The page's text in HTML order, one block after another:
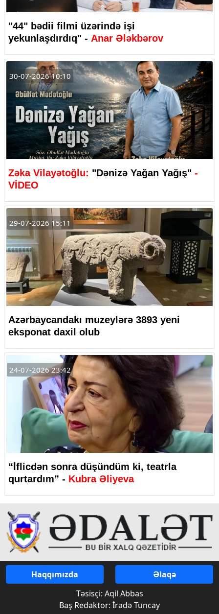
"44" bədii filmi üzərində işi
yekunlaşdırdıq" - Anar Ələkbərov
30-07-2026 10:10
Zəka Vilayətoğlu: "Dənizə Yağan Yağış" -
VİDEO
29-07-2026 15:11
Azərbaycandakı muzeylərə 3893 yeni
eksponat daxil olub
24-07-2026 23:42
“İflicdən sonra düşündüm ki, teatrla
qurtardım” - Kubra Əliyeva
Haqqımızda
Əlaqə
Təsisçi: Aqil Abbas
Baş Redaktor: İradə Tuncay